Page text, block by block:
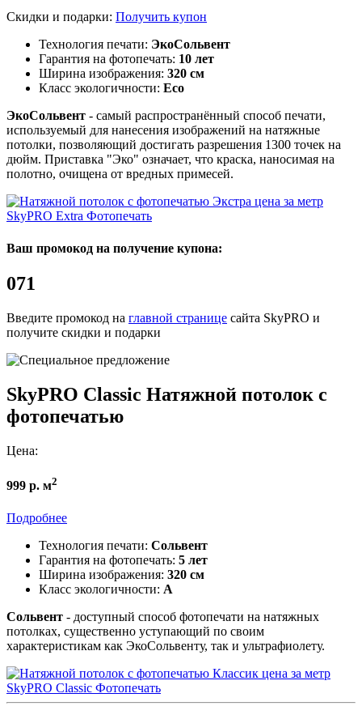
Скидки и подарки: Получить купон
Технология печати: ЭкоСольвент
Гарантия на фотопечать: 10 лет
Ширина изображения: 320 см
Класс экологичности: Eco
ЭкоСольвент - самый распространённый способ печати,
используемый для нанесения изображений на натяжные
потолки, позволяющий достигать разрешения 1300 точек на
дюйм. Приставка "Эко" означает, что краска, наносимая на
полотно, очищена от вредных примесей.
SkyPRO Extra Фотопечать
Ваш промокод на получение купона:
071
Введите промокод на главной странице сайта SkyPRO и
получите скидки и подарки
SkyPRO Classic Натяжной потолок с
фотопечатью
Цена:
999 р. м2
Подробнее
Технология печати: Сольвент
Гарантия на фотопечать: 5 лет
Ширина изображения: 320 см
Класс экологичности: А
Сольвент - доступный способ фотопечати на натяжных
потолках, существенно уступающий по своим
характеристикам как ЭкоСольвенту, так и ультрафиолету.
SkyPRO Classic Фотопечать